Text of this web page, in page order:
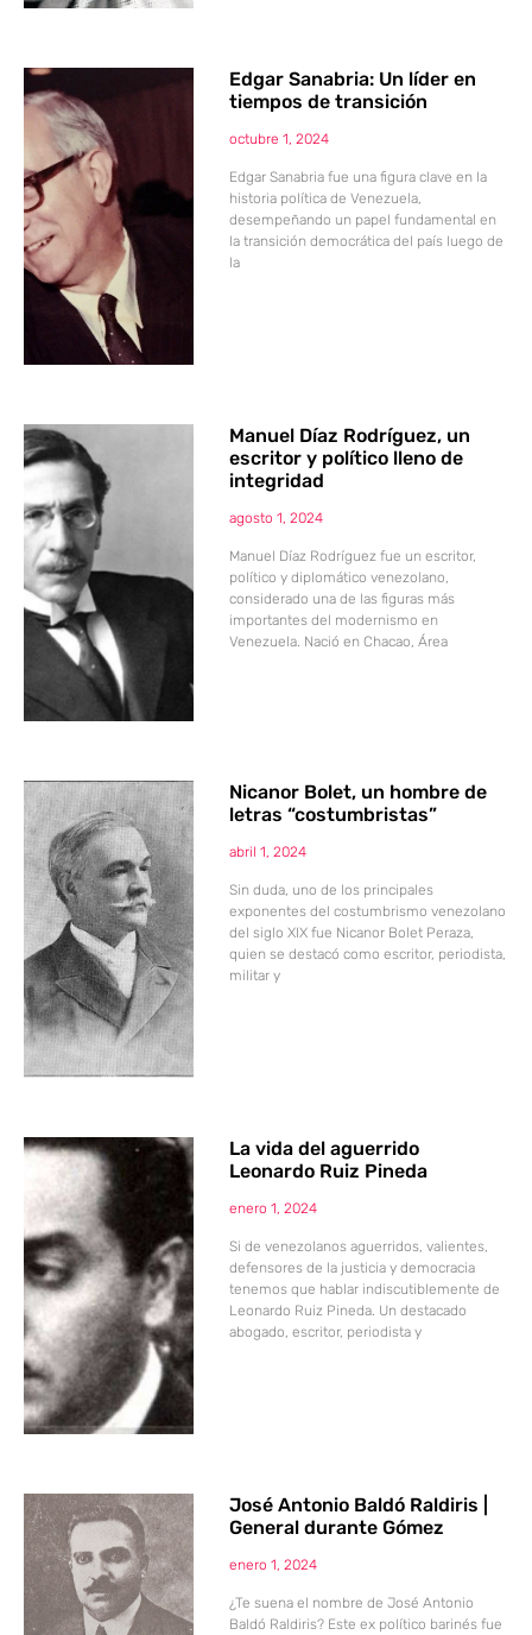
Edgar Sanabria: Un líder en
tiempos de transición
octubre 1, 2024
Edgar Sanabria fue una figura clave en la
historia política de Venezuela,
desempeñando un papel fundamental en
la transición democrática del país luego de
la
Manuel Díaz Rodríguez, un
escritor y político lleno de
integridad
agosto 1, 2024
Manuel Díaz Rodríguez fue un escritor,
político y diplomático venezolano,
considerado una de las figuras más
importantes del modernismo en
Venezuela. Nació en Chacao, Área
Nicanor Bolet, un hombre de
letras “costumbristas”
abril 1, 2024
Sin duda, uno de los principales
exponentes del costumbrismo venezolano
del siglo XIX fue Nicanor Bolet Peraza,
quien se destacó como escritor, periodista,
militar y
La vida del aguerrido
Leonardo Ruiz Pineda
enero 1, 2024
Si de venezolanos aguerridos, valientes,
defensores de la justicia y democracia
tenemos que hablar indiscutiblemente de
Leonardo Ruiz Pineda. Un destacado
abogado, escritor, periodista y
José Antonio Baldó Raldiris |
General durante Gómez
enero 1, 2024
¿Te suena el nombre de José Antonio
Baldó Raldiris? Este ex político barinés fue